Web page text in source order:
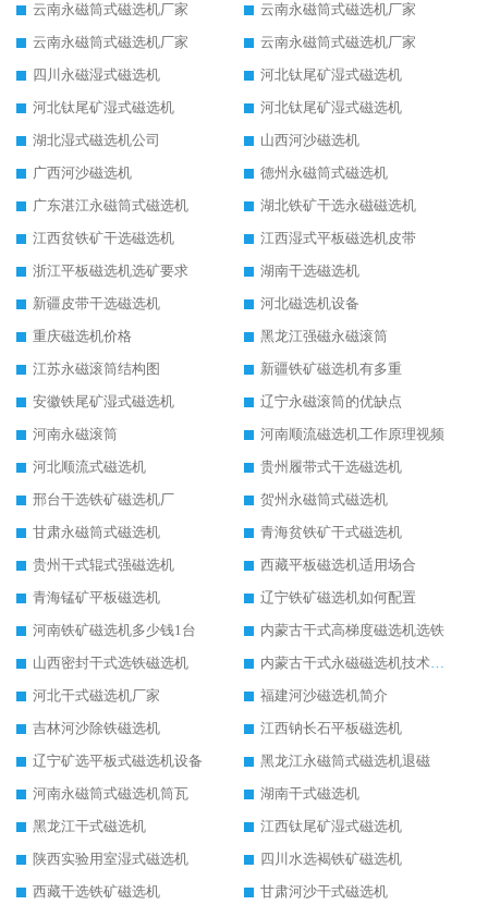
云南永磁筒式磁选机厂家
云南永磁筒式磁选机厂家
云南永磁筒式磁选机厂家
云南永磁筒式磁选机厂家
四川永磁湿式磁选机
河北钛尾矿湿式磁选机
河北钛尾矿湿式磁选机
河北钛尾矿湿式磁选机
湖北湿式磁选机公司
山西河沙磁选机
广西河沙磁选机
德州永磁筒式磁选机
广东湛江永磁筒式磁选机
湖北铁矿干选永磁磁选机
江西贫铁矿干选磁选机
江西湿式平板磁选机皮带
浙江平板磁选机选矿要求
湖南干选磁选机
新疆皮带干选磁选机
河北磁选机设备
重庆磁选机价格
黑龙江强磁永磁滚筒
江苏永磁滚筒结构图
新疆铁矿磁选机有多重
安徽铁尾矿湿式磁选机
辽宁永磁滚筒的优缺点
河南永磁滚筒
河南顺流磁选机工作原理视频
河北顺流式磁选机
贵州履带式干选磁选机
邢台干选铁矿磁选机厂
贺州永磁筒式磁选机
甘肃永磁筒式磁选机
青海贫铁矿干式磁选机
贵州干式辊式强磁选机
西藏平板磁选机适用场合
青海锰矿平板磁选机
辽宁铁矿磁选机如何配置
河南铁矿磁选机多少钱1台
内蒙古干式高梯度磁选机选铁
山西密封干式选铁磁选机
内蒙古干式永磁磁选机技术要求
河北干式磁选机厂家
福建河沙磁选机简介
吉林河沙除铁磁选机
江西钠长石平板磁选机
辽宁矿选平板式磁选机设备
黑龙江永磁筒式磁选机退磁
河南永磁筒式磁选机筒瓦
湖南干式磁选机
黑龙江干式磁选机
江西钛尾矿湿式磁选机
陕西实验用室湿式磁选机
四川水选褐铁矿磁选机
西藏干选铁矿磁选机
甘肃河沙干式磁选机